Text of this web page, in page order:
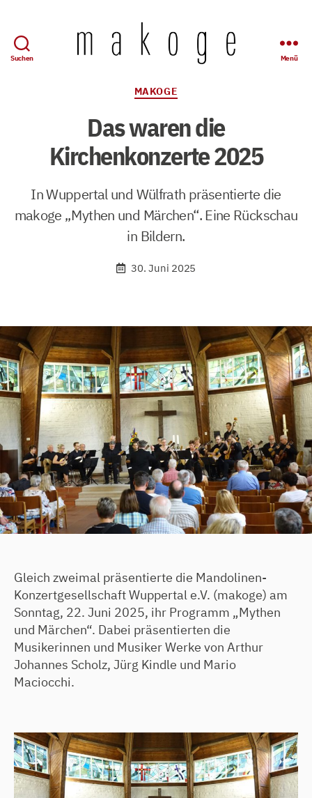
Suchen
Konzertgesellschaft
Wuppertal
V.
Menü
Kategorien
MAKOGE
Das waren die
Kirchenkonzerte 2025
In Wuppertal und Wülfrath präsentierte die
makoge „Mythen und Märchen“. Eine Rückschau
in Bildern.
30. Juni 2025
Gleich zweimal präsentierte die Mandolinen-
Konzertgesellschaft Wuppertal e.V. (makoge) am
Sonntag, 22. Juni 2025, ihr Programm „Mythen
und Märchen“. Dabei präsentierten die
Musikerinnen und Musiker Werke von Arthur
Johannes Scholz, Jürg Kindle und Mario
Maciocchi.